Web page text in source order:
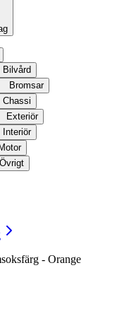
Bilvård
Bromsar
Chassi
Exteriör
Interiör
Motor
Övrigt
- Orange